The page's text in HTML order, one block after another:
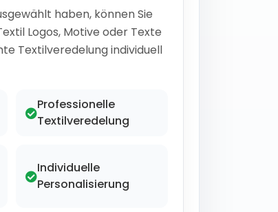
haben, können Sie
Logos, Motive oder Texte
Textilveredelung individuell
Professionelle
Textilveredelung
Individuelle
Personalisierung